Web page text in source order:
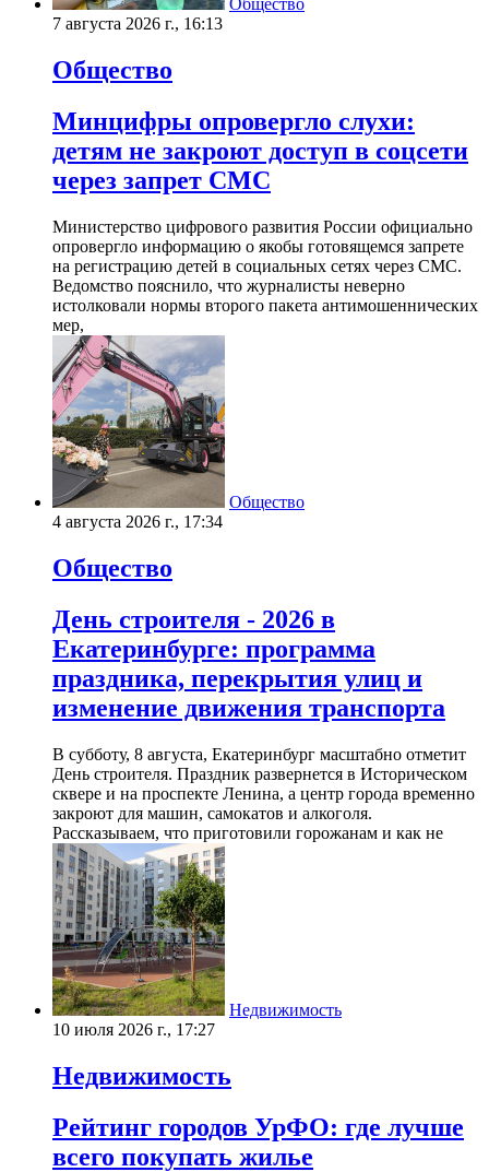
Общество
7 августа 2026 г., 16:13
Общество
Минцифры опровергло слухи:
детям не закроют доступ в соцсети
через запрет СМС
Министерство цифрового развития России официально
опровергло информацию о якобы готовящемся запрете
на регистрацию детей в социальных сетях через СМС.
Ведомство пояснило, что журналисты неверно
истолковали нормы второго пакета антимошеннических
мер,
Общество
4 августа 2026 г., 17:34
Общество
День строителя - 2026 в
Екатеринбурге: программа
праздника, перекрытия улиц и
изменение движения транспорта
В субботу, 8 августа, Екатеринбург масштабно отметит
День строителя. Праздник развернется в Историческом
сквере и на проспекте Ленина, а центр города временно
закроют для машин, самокатов и алкоголя.
Рассказываем, что приготовили горожанам и как не
Недвижимость
10 июля 2026 г., 17:27
Недвижимость
Рейтинг городов УрФО: где лучше
всего покупать жилье